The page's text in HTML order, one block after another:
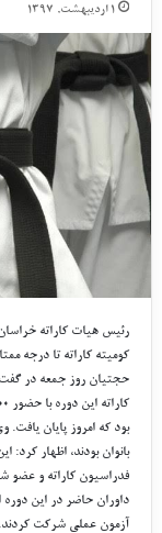
۱ اردیبهشت, ۱۳۹۷
رئیس هیات کاراته
کومیته کاراته تا درجه
حجتیان روز جمعه در گفت
بود که امروز پایان
بانوان بودند، اظهار
فدراسیون کاراته و عضو
داوران حاضر در این دوره